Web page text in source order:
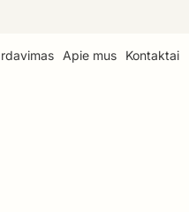
Apie mus Kontaktai